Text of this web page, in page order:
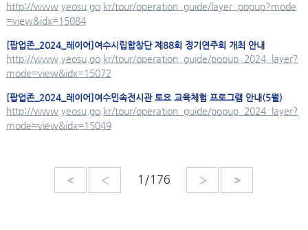
http://www.yeosu.go.kr/tour/operation_guide/layer_popup?mode
=view&idx=15084
[팝업존_2024_레이어] 여수시립합창단 제88회 정기연주회 개최 안내
http://www.yeosu.go.kr/tour/operation_guide/popup_2024_layer?
mode=view&idx=15072
[팝업존_2024_레이어] 여수민속전시관 토요 교육체험 프로그램 안내(5월)
http://www.yeosu.go.kr/tour/operation_guide/popup_2024_layer?
mode=view&idx=15049
« ‹ › »